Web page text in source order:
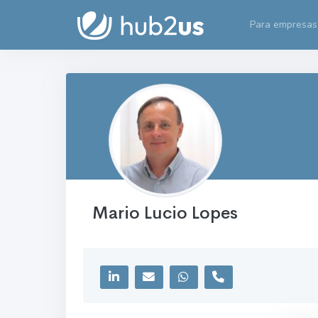
Para empresas
Mario Lucio Lopes